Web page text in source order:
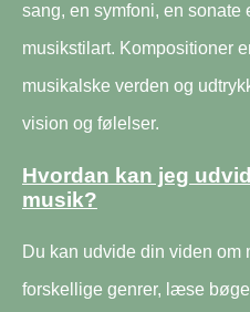
sang, en symfoni, en sonate
musikstilart. Kompositioner
musikalske verden og
vision og følelser.
Hvordan kan jeg
musik?
Du kan udvide din viden om
forskellige genrer, læse